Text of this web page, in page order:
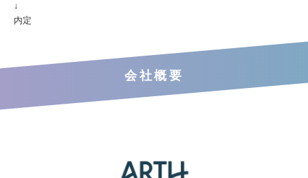
↓
内定
会社概要